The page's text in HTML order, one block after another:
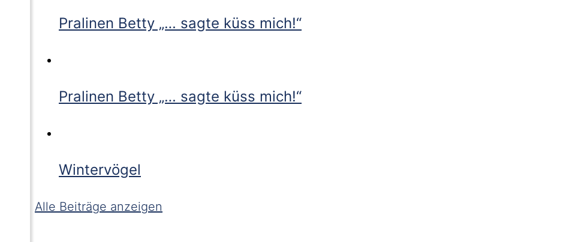
Pralinen Betty „… sagte küss mich!“
Pralinen Betty „… sagte küss mich!“
Wintervögel
Alle Beiträge anzeigen